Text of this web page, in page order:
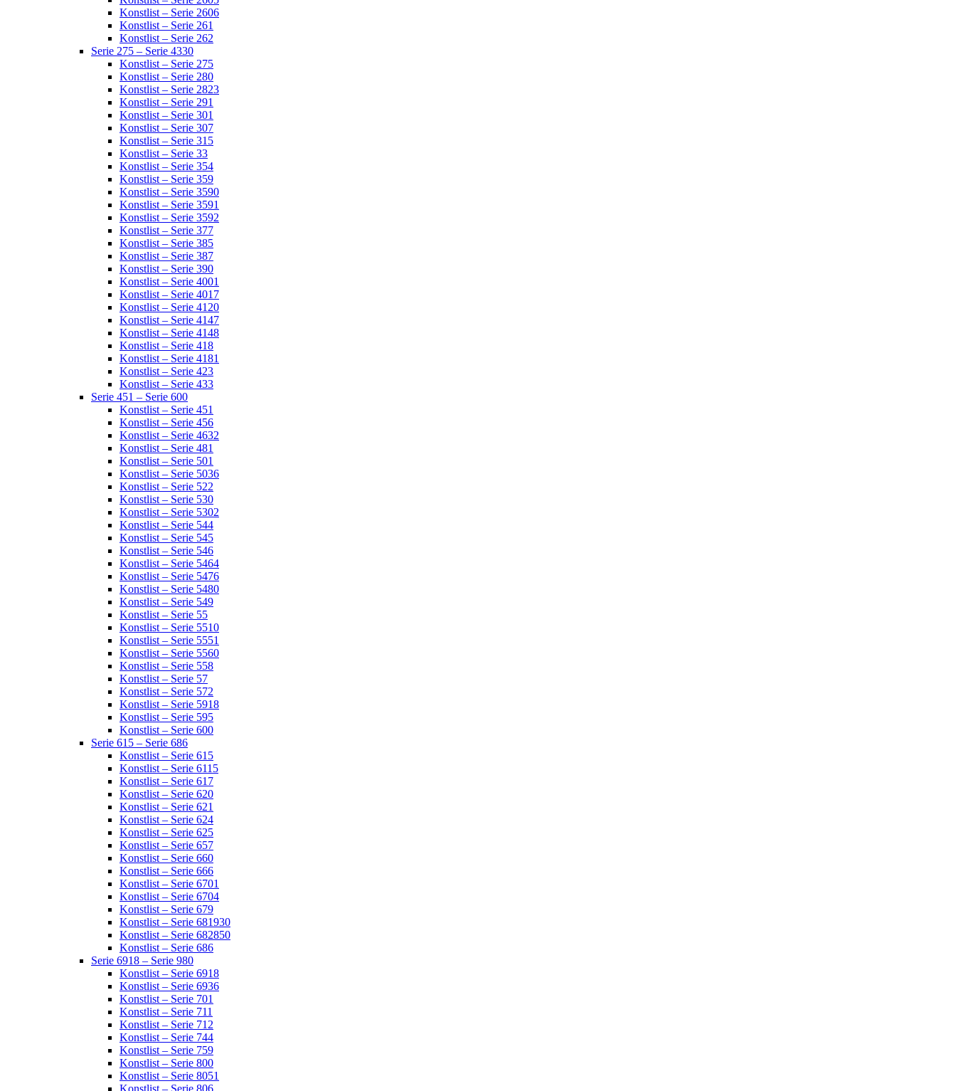
Konstlist – Serie 2606
Konstlist – Serie 261
Konstlist – Serie 262
Serie 275 – Serie 4330
Konstlist – Serie 275
Konstlist – Serie 280
Konstlist – Serie 2823
Konstlist – Serie 291
Konstlist – Serie 301
Konstlist – Serie 307
Konstlist – Serie 315
Konstlist – Serie 33
Konstlist – Serie 354
Konstlist – Serie 359
Konstlist – Serie 3590
Konstlist – Serie 3591
Konstlist – Serie 3592
Konstlist – Serie 377
Konstlist – Serie 385
Konstlist – Serie 387
Konstlist – Serie 390
Konstlist – Serie 4001
Konstlist – Serie 4017
Konstlist – Serie 4120
Konstlist – Serie 4147
Konstlist – Serie 4148
Konstlist – Serie 418
Konstlist – Serie 4181
Konstlist – Serie 423
Konstlist – Serie 433
Serie 451 – Serie 600
Konstlist – Serie 451
Konstlist – Serie 456
Konstlist – Serie 4632
Konstlist – Serie 481
Konstlist – Serie 501
Konstlist – Serie 5036
Konstlist – Serie 522
Konstlist – Serie 530
Konstlist – Serie 5302
Konstlist – Serie 544
Konstlist – Serie 545
Konstlist – Serie 546
Konstlist – Serie 5464
Konstlist – Serie 5476
Konstlist – Serie 5480
Konstlist – Serie 549
Konstlist – Serie 55
Konstlist – Serie 5510
Konstlist – Serie 5551
Konstlist – Serie 5560
Konstlist – Serie 558
Konstlist – Serie 57
Konstlist – Serie 572
Konstlist – Serie 5918
Konstlist – Serie 595
Konstlist – Serie 600
Serie 615 – Serie 686
Konstlist – Serie 615
Konstlist – Serie 6115
Konstlist – Serie 617
Konstlist – Serie 620
Konstlist – Serie 621
Konstlist – Serie 624
Konstlist – Serie 625
Konstlist – Serie 657
Konstlist – Serie 660
Konstlist – Serie 666
Konstlist – Serie 6701
Konstlist – Serie 6704
Konstlist – Serie 679
Konstlist – Serie 681930
Konstlist – Serie 682850
Konstlist – Serie 686
Serie 6918 – Serie 980
Konstlist – Serie 6918
Konstlist – Serie 6936
Konstlist – Serie 701
Konstlist – Serie 711
Konstlist – Serie 712
Konstlist – Serie 744
Konstlist – Serie 759
Konstlist – Serie 800
Konstlist – Serie 8051
Konstlist – Serie 806